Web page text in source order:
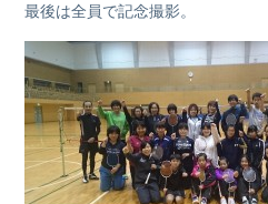
最後は全員で記念撮影。